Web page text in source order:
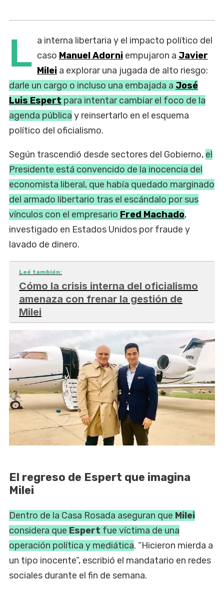
L a interna libertaria y el impacto político del
caso Manuel Adorni empujaron a Javier
Milei a explorar una jugada de alto riesgo:
darle un cargo o incluso una embajada a José
Luis Espert para intentar cambiar el foco de la
agenda pública y reinsertarlo en el esquema
político del oficialismo.
Según trascendió desde sectores del Gobierno, el
Presidente está convencido de la inocencia del
economista liberal, que había quedado marginado
del armado libertario tras el escándalo por sus
vínculos con el empresario Fred Machado,
investigado en Estados Unidos por fraude y
lavado de dinero.
Leé también:
Cómo la crisis interna del oficialismo
amenaza con frenar la gestión de
Milei
El regreso de Espert que imagina
Milei
Dentro de la Casa Rosada aseguran que Milei
considera que Espert fue víctima de una
operación política y mediática. “Hicieron mierda a
un tipo inocente”, escribió el mandatario en redes
sociales durante el fin de semana.